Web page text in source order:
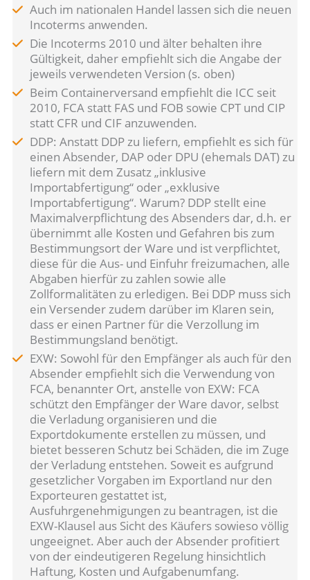
Auch im nationalen Handel lassen sich die neuen
Incoterms anwenden.
Die Incoterms 2010 und älter behalten ihre
Gültigkeit, daher empfiehlt sich die Angabe der
jeweils verwendeten Version (s. oben)
Beim Containerversand empfiehlt die ICC seit
2010, FCA statt FAS und FOB sowie CPT und CIP
statt CFR und CIF anzuwenden.
DDP: Anstatt DDP zu liefern, empfiehlt es sich für
einen Absender, DAP oder DPU (ehemals DAT) zu
liefern mit dem Zusatz „inklusive
Importabfertigung“ oder „exklusive
Importabfertigung“. Warum? DDP stellt eine
Maximalverpflichtung des Absenders dar, d.h. er
übernimmt alle Kosten und Gefahren bis zum
Bestimmungsort der Ware und ist verpflichtet,
diese für die Aus- und Einfuhr freizumachen, alle
Abgaben hierfür zu zahlen sowie alle
Zollformalitäten zu erledigen. Bei DDP muss sich
ein Versender zudem darüber im Klaren sein,
dass er einen Partner für die Verzollung im
Bestimmungsland benötigt.
EXW: Sowohl für den Empfänger als auch für den
Absender empfiehlt sich die Verwendung von
FCA, benannter Ort, anstelle von EXW: FCA
schützt den Empfänger der Ware davor, selbst
die Verladung organisieren und die
Exportdokumente erstellen zu müssen, und
bietet besseren Schutz bei Schäden, die im Zuge
der Verladung entstehen. Soweit es aufgrund
gesetzlicher Vorgaben im Exportland nur den
Exporteuren gestattet ist,
Ausfuhrgenehmigungen zu beantragen, ist die
EXW-Klausel aus Sicht des Käufers sowieso völlig
ungeeignet. Aber auch der Absender profitiert
von der eindeutigeren Regelung hinsichtlich
Haftung, Kosten und Aufgabenumfang.